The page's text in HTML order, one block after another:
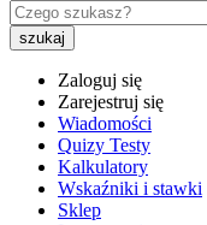
Zaloguj się
Zarejestruj się
Wiadomości
Quizy Testy
Kalkulatory
Wskaźniki i stawki
Sklep